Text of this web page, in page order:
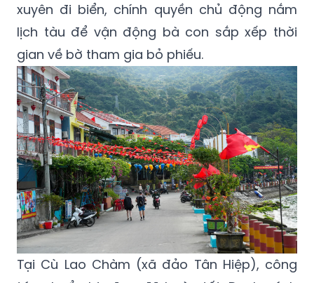
xuyên đi biển, chính quyền chủ động nắm
lịch tàu để vận động bà con sắp xếp thời
gian về bờ tham gia bỏ phiếu.
Tại Cù Lao Chàm (xã đảo Tân Hiệp), công